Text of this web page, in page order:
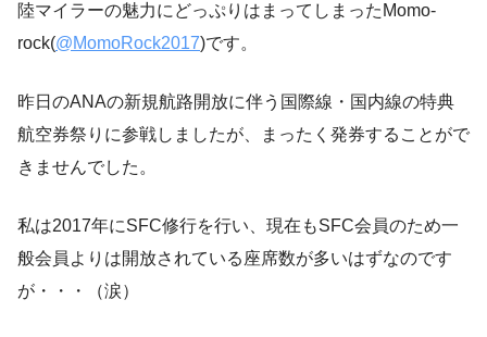
陸マイラーの魅力にどっぷりはまってしまったMomo-
rock(@MomoRock2017)です。
昨日のANAの新規航路開放に伴う国際線・国内線の特典
航空券祭りに参戦しましたが、まったく発券することがで
きませんでした。
私は2017年にSFC修行を行い、現在もSFC会員のため一
般会員よりは開放されている座席数が多いはずなのです
が・・・（涙）